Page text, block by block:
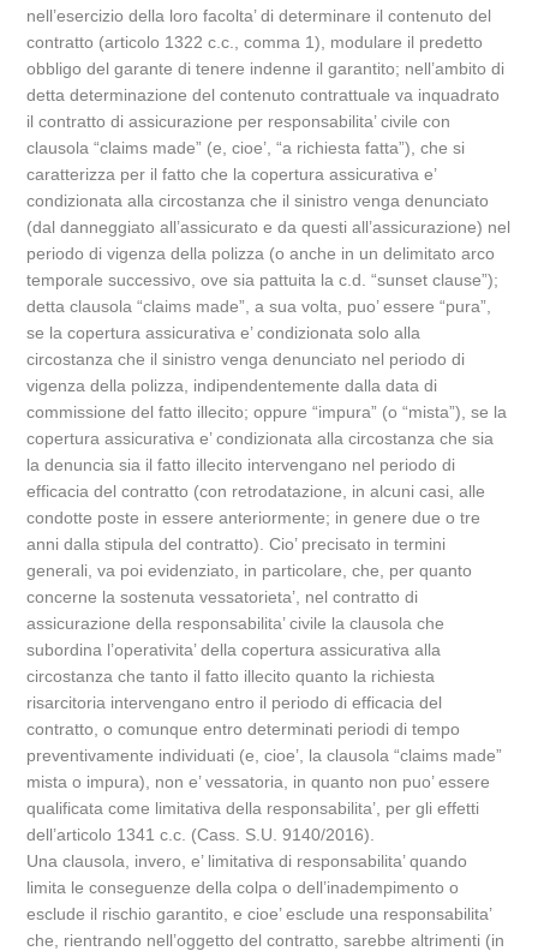
nell’esercizio della loro facolta’ di determinare il contenuto del
contratto (articolo 1322 c.c., comma 1), modulare il predetto
obbligo del garante di tenere indenne il garantito; nell’ambito di
detta determinazione del contenuto contrattuale va inquadrato
il contratto di assicurazione per responsabilita’ civile con
clausola “claims made” (e, cioe’, “a richiesta fatta”), che si
caratterizza per il fatto che la copertura assicurativa e’
condizionata alla circostanza che il sinistro venga denunciato
(dal danneggiato all’assicurato e da questi all’assicurazione) nel
periodo di vigenza della polizza (o anche in un delimitato arco
temporale successivo, ove sia pattuita la c.d. “sunset clause”);
detta clausola “claims made”, a sua volta, puo’ essere “pura”,
se la copertura assicurativa e’ condizionata solo alla
circostanza che il sinistro venga denunciato nel periodo di
vigenza della polizza, indipendentemente dalla data di
commissione del fatto illecito; oppure “impura” (o “mista”), se la
copertura assicurativa e’ condizionata alla circostanza che sia
la denuncia sia il fatto illecito intervengano nel periodo di
efficacia del contratto (con retrodatazione, in alcuni casi, alle
condotte poste in essere anteriormente; in genere due o tre
anni dalla stipula del contratto). Cio’ precisato in termini
generali, va poi evidenziato, in particolare, che, per quanto
concerne la sostenuta vessatorieta’, nel contratto di
assicurazione della responsabilita’ civile la clausola che
subordina l’operativita’ della copertura assicurativa alla
circostanza che tanto il fatto illecito quanto la richiesta
risarcitoria intervengano entro il periodo di efficacia del
contratto, o comunque entro determinati periodi di tempo
preventivamente individuati (e, cioe’, la clausola “claims made”
mista o impura), non e’ vessatoria, in quanto non puo’ essere
qualificata come limitativa della responsabilita’, per gli effetti
dell’articolo 1341 c.c. (Cass. S.U. 9140/2016).
Una clausola, invero, e’ limitativa di responsabilita’ quando
limita le conseguenze della colpa o dell’inadempimento o
esclude il rischio garantito, e cioe’ esclude una responsabilita’
che, rientrando nell’oggetto del contratto, sarebbe altrimenti (in